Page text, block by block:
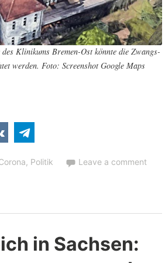
Klinikums Bremen-Ost könnte die Zwangs-
werden. Foto: Screenshot Google Maps
, Politik
Leave a comment
in Sachsen: